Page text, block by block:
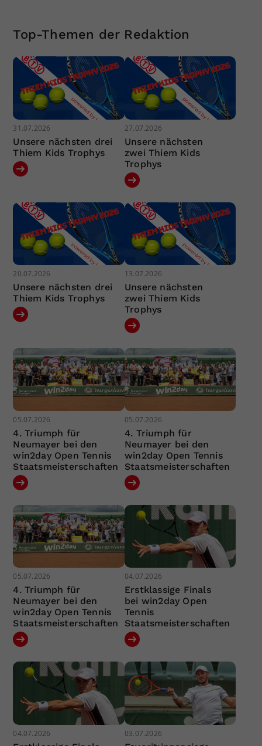
Top-Themen der Redaktion
31.07.2026
Unsere nächsten drei
Thiem Kids Trophys
27.07.2026
Unsere nächsten
zwei Thiem Kids
Trophys
20.07.2026
Unsere nächsten drei
Thiem Kids Trophys
13.07.2026
Unsere nächsten
zwei Thiem Kids
Trophys
05.07.2026
4. Triumph für
Neumayer bei den
win2day Open Tennis
Staatsmeisterschaften
05.07.2026
4. Triumph für
Neumayer bei den
win2day Open Tennis
Staatsmeisterschaften
05.07.2026
4. Triumph für
Neumayer bei den
win2day Open Tennis
Staatsmeisterschaften
04.07.2026
Erstklassige Finals
bei win2day Open
Tennis
Staatsmeisterschaften
04.07.2026 03.07.2026